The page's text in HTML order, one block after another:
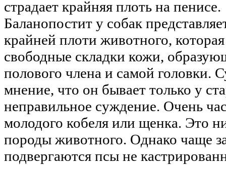
страдает крайняя плоть на пенисе.
Баланопостит у собак
крайней плоти животного,
свободные складки кожи,
полового члена и самой головки.
мнение, что он бывает только у
неправильное суждение. Очень
молодого кобеля или щенка. Это
породы животного. Однако чаще
подвергаются псы не